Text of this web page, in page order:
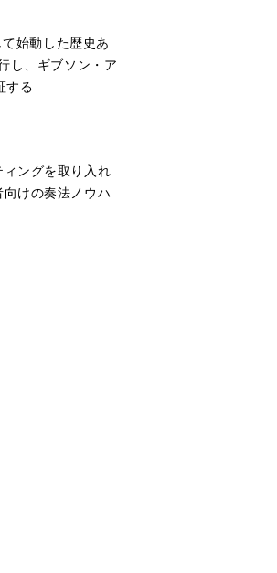
始動した歴史あ
し、ギブソン・ア
する
ングを取り入れ
けの奏法ノウハ